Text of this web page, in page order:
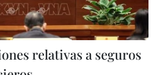
relativas a seguros